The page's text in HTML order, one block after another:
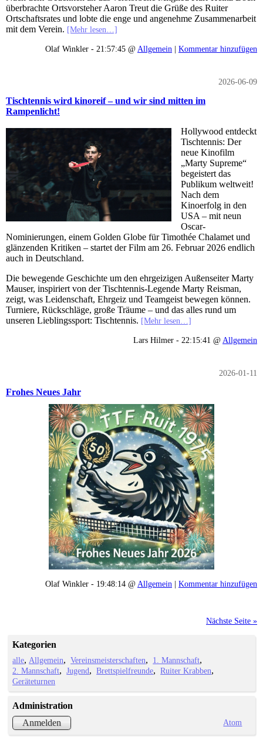
überbrachte Ortsvorsteher Aaron Treut die Grüße des Ruiter
Ortschaftsrates und lobte die enge und angenehme Zusammenarbeit
mit dem Verein. [Mehr lesen…]
Olaf Winkler - 21:57:45 @ Allgemein | Kommentar hinzufügen
2026-06-09
Tischtennis wird kinoreif – und wir sind mitten im
Rampenlicht!
Hollywood entdeckt
Tischtennis: Der
neue Kinofilm
„Marty Supreme“
begeistert das
Publikum weltweit!
Nach dem
Kinoerfolg in den
USA – mit neun
Oscar-
Nominierungen, einem Golden Globe für Timothée Chalamet und
glänzenden Kritiken – startet der Film am 26. Februar 2026 endlich
auch in Deutschland.
Die bewegende Geschichte um den ehrgeizigen Außenseiter Marty
Mauser, inspiriert von der Tischtennis-Legende Marty Reisman,
zeigt, was Leidenschaft, Ehrgeiz und Teamgeist bewegen können.
Turniere, Rückschläge, große Träume – und das alles rund um
unseren Lieblingssport: Tischtennis. [Mehr lesen…]
Lars Hilmer - 22:15:41 @ Allgemein
2026-01-11
Frohes Neues Jahr
Olaf Winkler - 19:48:14 @Allgemein | Kommentar hinzufügen
Nächste Seite »
Kategorien
alle Allgemein Vereinsmeisterschaften
1. Mannschaft
2. Mannschaft
Jugend Brettspielfreunde
Ruiter Krabben
Geräteturnen
Administration
Anmelden
Atom